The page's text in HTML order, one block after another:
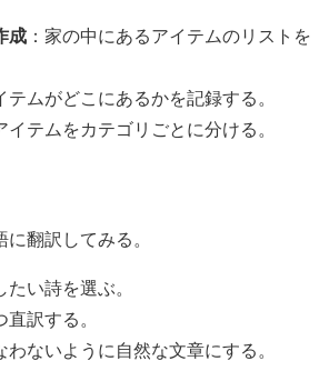
成 ：家の中にあるアイテムのリストを
テムがどこにあるかを記録する。
イテムをカテゴリごとに分ける。
翻訳してみる。
たい詩を選ぶ。
直訳する。
わないように自然な文章にする。